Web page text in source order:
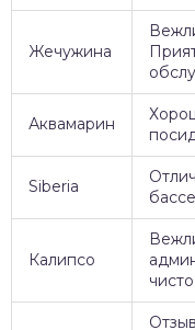
Жечужина
Аквамарин
Siberia
Калипсо